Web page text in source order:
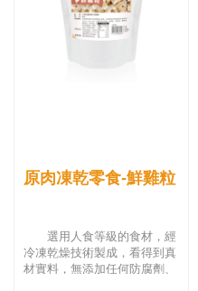
原肉凍乾零食-鮮雞粒
選用人食等級的食材，經
冷凍乾燥技術製成，看得到真
材實料，無添加任何防腐劑、